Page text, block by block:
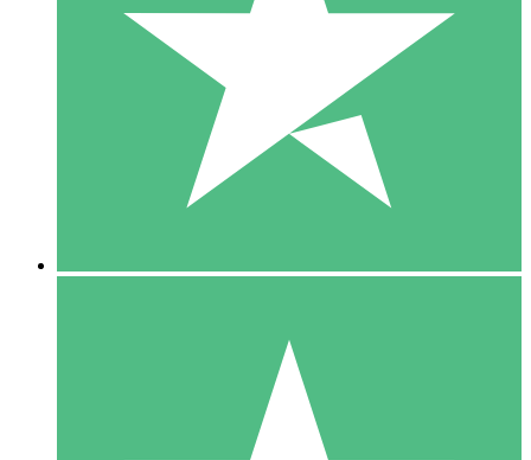
Betaal per gebruik met downloadtegoeden. Geen maandelijkse
1000
10 Downloaden
20 00